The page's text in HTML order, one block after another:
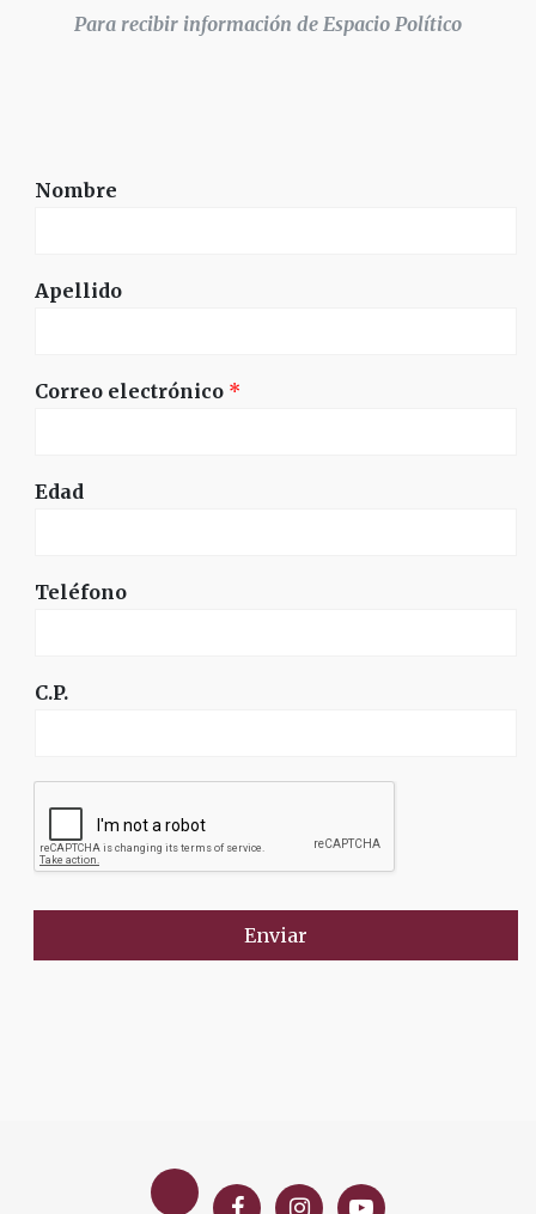
Para recibir información de Espacio Político
Nombre
Apellido
Correo electrónico *
Edad
Teléfono
C.P.
Enviar